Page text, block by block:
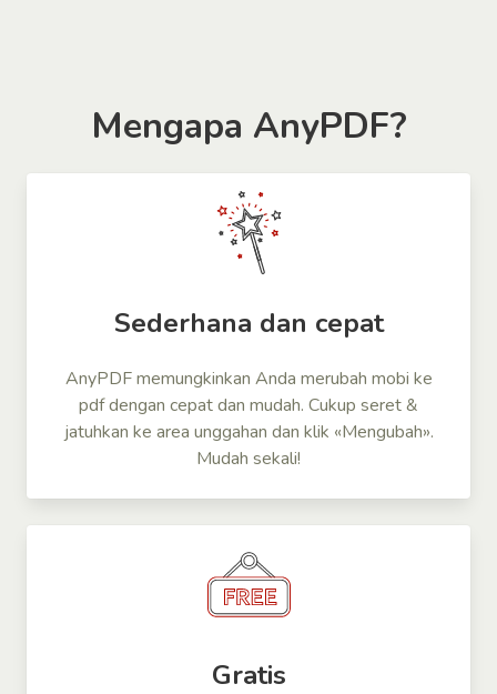
Mengapa AnyPDF?
Sederhana dan cepat
AnyPDF memungkinkan Anda merubah mobi ke
pdf dengan cepat dan mudah. Cukup seret &
jatuhkan ke area unggahan dan klik «Mengubah».
Mudah sekali!
Gratis